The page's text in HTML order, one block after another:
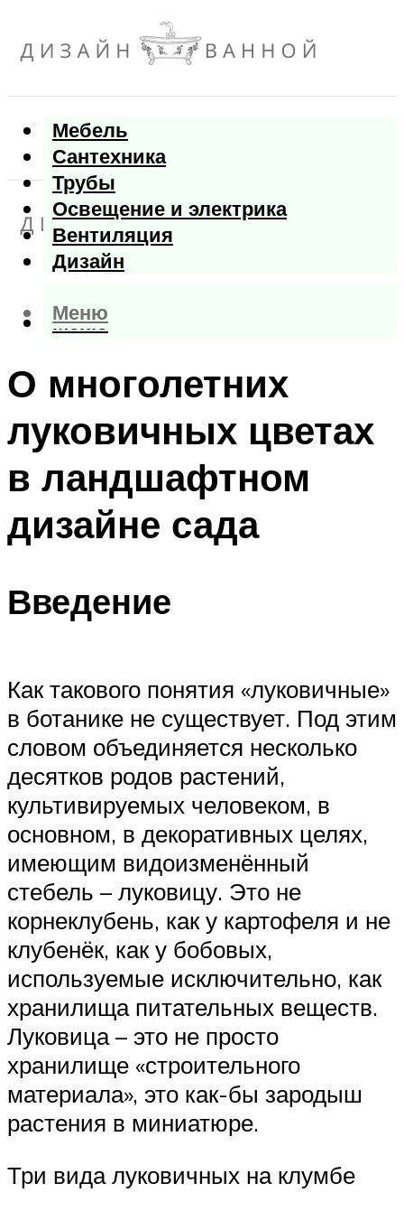
Мебель
Сантехника
Трубы
Освещение и электрика
Вентиляция
Дизайн
Меню
Меню
О многолетних
луковичных цветах
в ландшафтном
дизайне сада
Введение
Как такового понятия «луковичные»
в ботанике не существует. Под этим
словом объединяется несколько
десятков родов растений,
культивируемых человеком, в
основном, в декоративных целях,
имеющим видоизменённый
стебель – луковицу. Это не
корнеклубень, как у картофеля и не
клубенёк, как у бобовых,
используемые исключительно, как
хранилища питательных веществ.
Луковица – это не просто
хранилище «строительного
материала», это как-бы зародыш
растения в миниатюре.
Три вида луковичных на клумбе